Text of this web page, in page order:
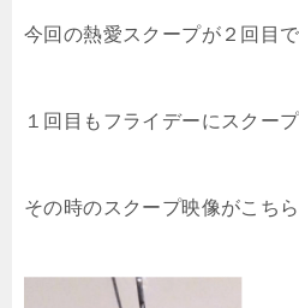
今回の熱愛スクープが２回目で
１回目もフライデーにスクー
その時のスクープ映像がこちら